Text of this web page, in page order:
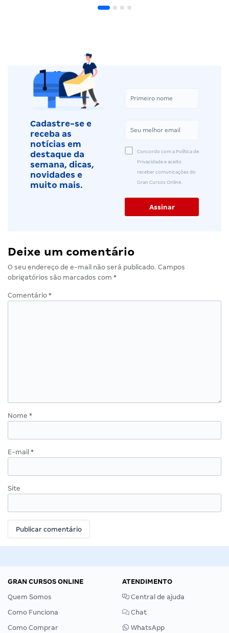
Cadastre-se e
receba as
notícias em
destaque da
semana, dicas,
novidades e
muito mais.
Concordo com a Política de
Privacidade e aceito
receber comunicações do
Gran Cursos Online.
Deixe um comentário
O seu endereço de e-mail não será publicado. Campos
obrigatórios são marcados com *
Comentário *
Nome *
E-mail *
Site
GRAN CURSOS ONLINE
Quem Somos
Como Funciona
Como Comprar
ATENDIMENTO
Central de ajuda
Chat
WhatsApp